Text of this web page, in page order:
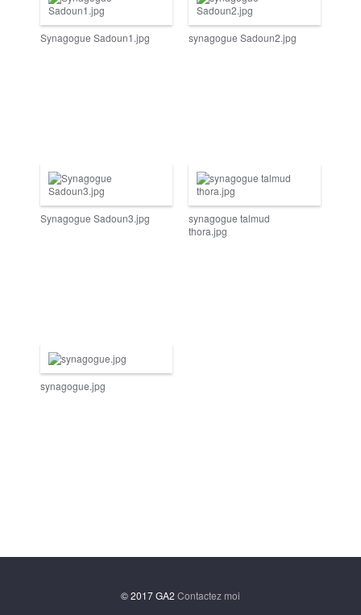
Synagogue Sadoun1.jpg synagogue Sadoun2.jpg
Synagogue Sadoun3.jpg
synagogue talmud
thora.jpg
synagogue.jpg
© 2017 GA2 Contactez moi